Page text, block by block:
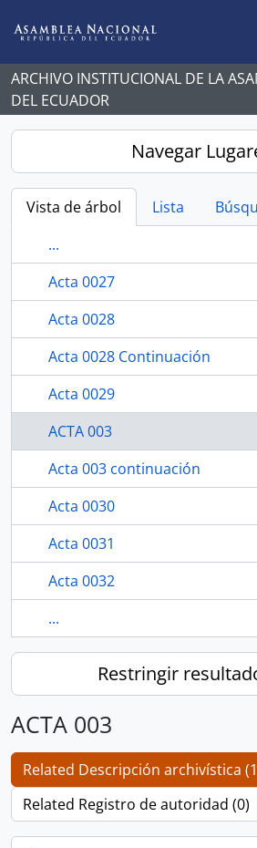
ARCHIVO INSTITUCIONAL DE LA
DEL ECUADOR
Navegar
Vista de árbol Lista
...
Acta 0027
Acta 0028
Acta 0028 Continuación
Acta 0029
ACTA 003
Acta 003 continuación
Acta 0030
Acta 0031
Acta 0032
...
Restringir
ACTA 003
Related Descripción archivística
Related Registro de autoridad (0)